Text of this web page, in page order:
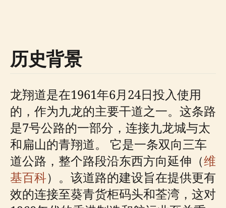
历史背景
龙翔道是在1961年6月24日投入使用
的，作为九龙的主要干道之一。这条路
是7号公路的一部分，连接九龙城与太
和扁山的青翔道。 它是一条双向三车
道公路，整个路段沿东西方向延伸（维
基百科）。该道路的建设旨在提供更有
效的连接至葵青货柜码头和荃湾，这对